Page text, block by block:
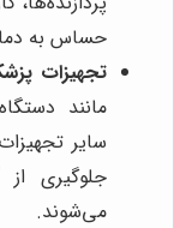
حساس به
تجهیزات
مانند
سایر
جلوگیری
می‌شوند.